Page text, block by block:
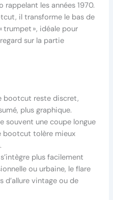
les années 1970.
il transforme le bas de
trumpet », idéale pour
sur la partie
bootcut reste discret,
plus graphique.
souvent une coupe longue
bootcut tolère mieux
plus facilement
ou urbaine, le flare
d’allure vintage ou de